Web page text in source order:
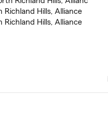
Richland Hills, Alliance
Richland Hills, Alliance